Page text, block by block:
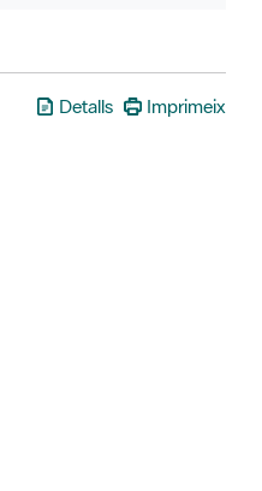
Detalls Imprimeix
de les valoracions és de 0